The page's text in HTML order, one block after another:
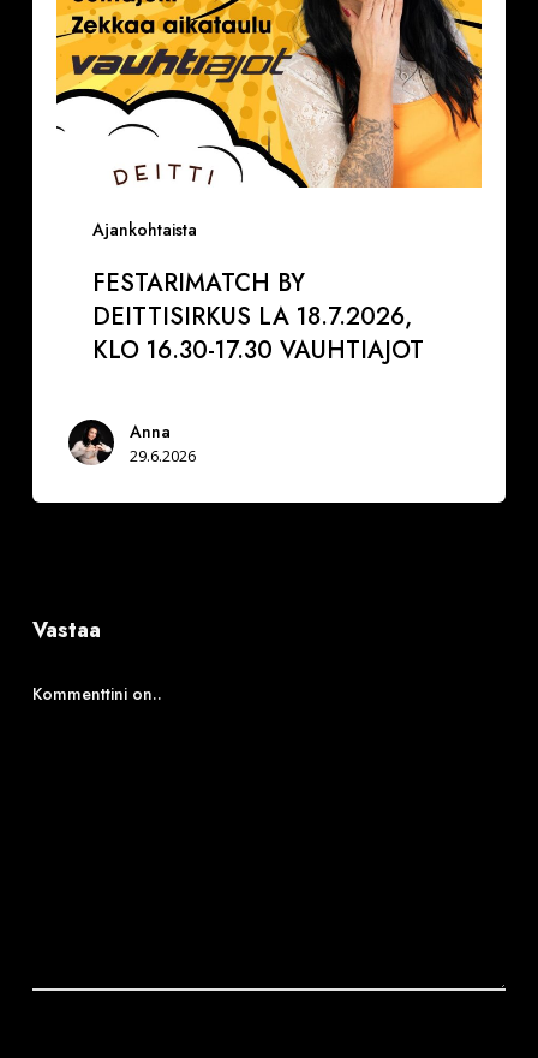
Ajankohtaista
VAUHTIAJOT
FESTARIMATCH BY
DEITTISIRKUS LA 18.7.2026,
KLO 16.30-17.30 VAUHTIAJOT
Anna
29.6.2026
Vastaa
Kommenttini on..